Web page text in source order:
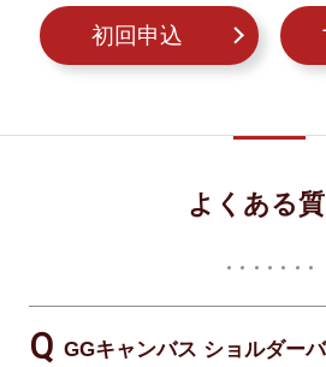
初回申込
よくある
GGキャンバス ショルダー